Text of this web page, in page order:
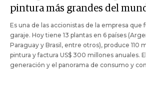
pintura más grandes del
Es una de las accionistas de la empresa que
garaje. Hoy tiene 13 plantas en 6 países
Paraguay y Brasil, entre otros), produce 110
pintura y factura US$ 300 millones anuales.
generación y el panorama de consumo y